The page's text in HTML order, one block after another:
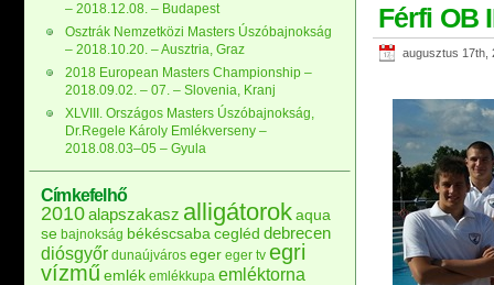
Férfi OB
augusztus 17th,
– 2018.12.08. – Budapest
Osztrák Nemzetközi Masters Úszóbajnokság
– 2018.10.20. – Ausztria, Graz
2018 European Masters Championship –
2018.09.02. – 07. – Slovenia, Kranj
XLVIII. Országos Masters Úszóbajnokság,
Dr.Regele Károly Emlékverseny –
2018.08.03–05 – Gyula
Címkefelhő
2010alapszakasz alligátorokaqua
se bajnokság békéscsaba cegléd debrecen
diósgyőr dunaújváros eger eger tv egri
vízműemlék emlékkupa emléktorna